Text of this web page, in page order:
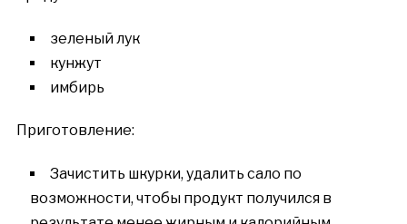
зеленый лук
кунжут
имбирь
Приготовление:
Зачистить шкурки, удалить сало по
возможности, чтобы продукт получился в